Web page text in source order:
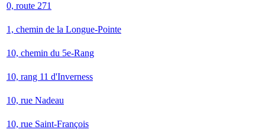
0, route 271
1, chemin de la Longue-Pointe
10, chemin du 5e-Rang
10, rang 11 d'Inverness
10, rue Nadeau
10, rue Saint-François